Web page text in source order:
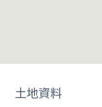
土地資料